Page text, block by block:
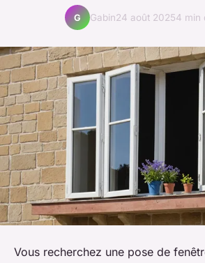
G Gabin24 août 20254 min
Vous recherchez une pose de